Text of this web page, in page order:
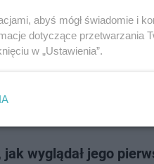
2024! Mieszkańcy dzielnicy
wydarzenia znaleźć można
jak wyglądał jego
abyś mógł świadomie i
dotyczące przetwarzania
w „Ustawienia”.